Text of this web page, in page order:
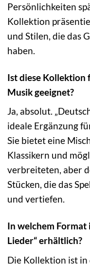
Persönlichkeiten
Kollektion
und Stilen, die das
haben.
Ist diese Kollektion
Musik geeignet?
Ja, absolut.
ideale Ergänzung
Sie bietet eine
Klassikern und
verbreiteten, aber
Stücken, die das
und vertiefen.
In welchem Format
Lieder“ erhältlich?
Die Kollektion ist in